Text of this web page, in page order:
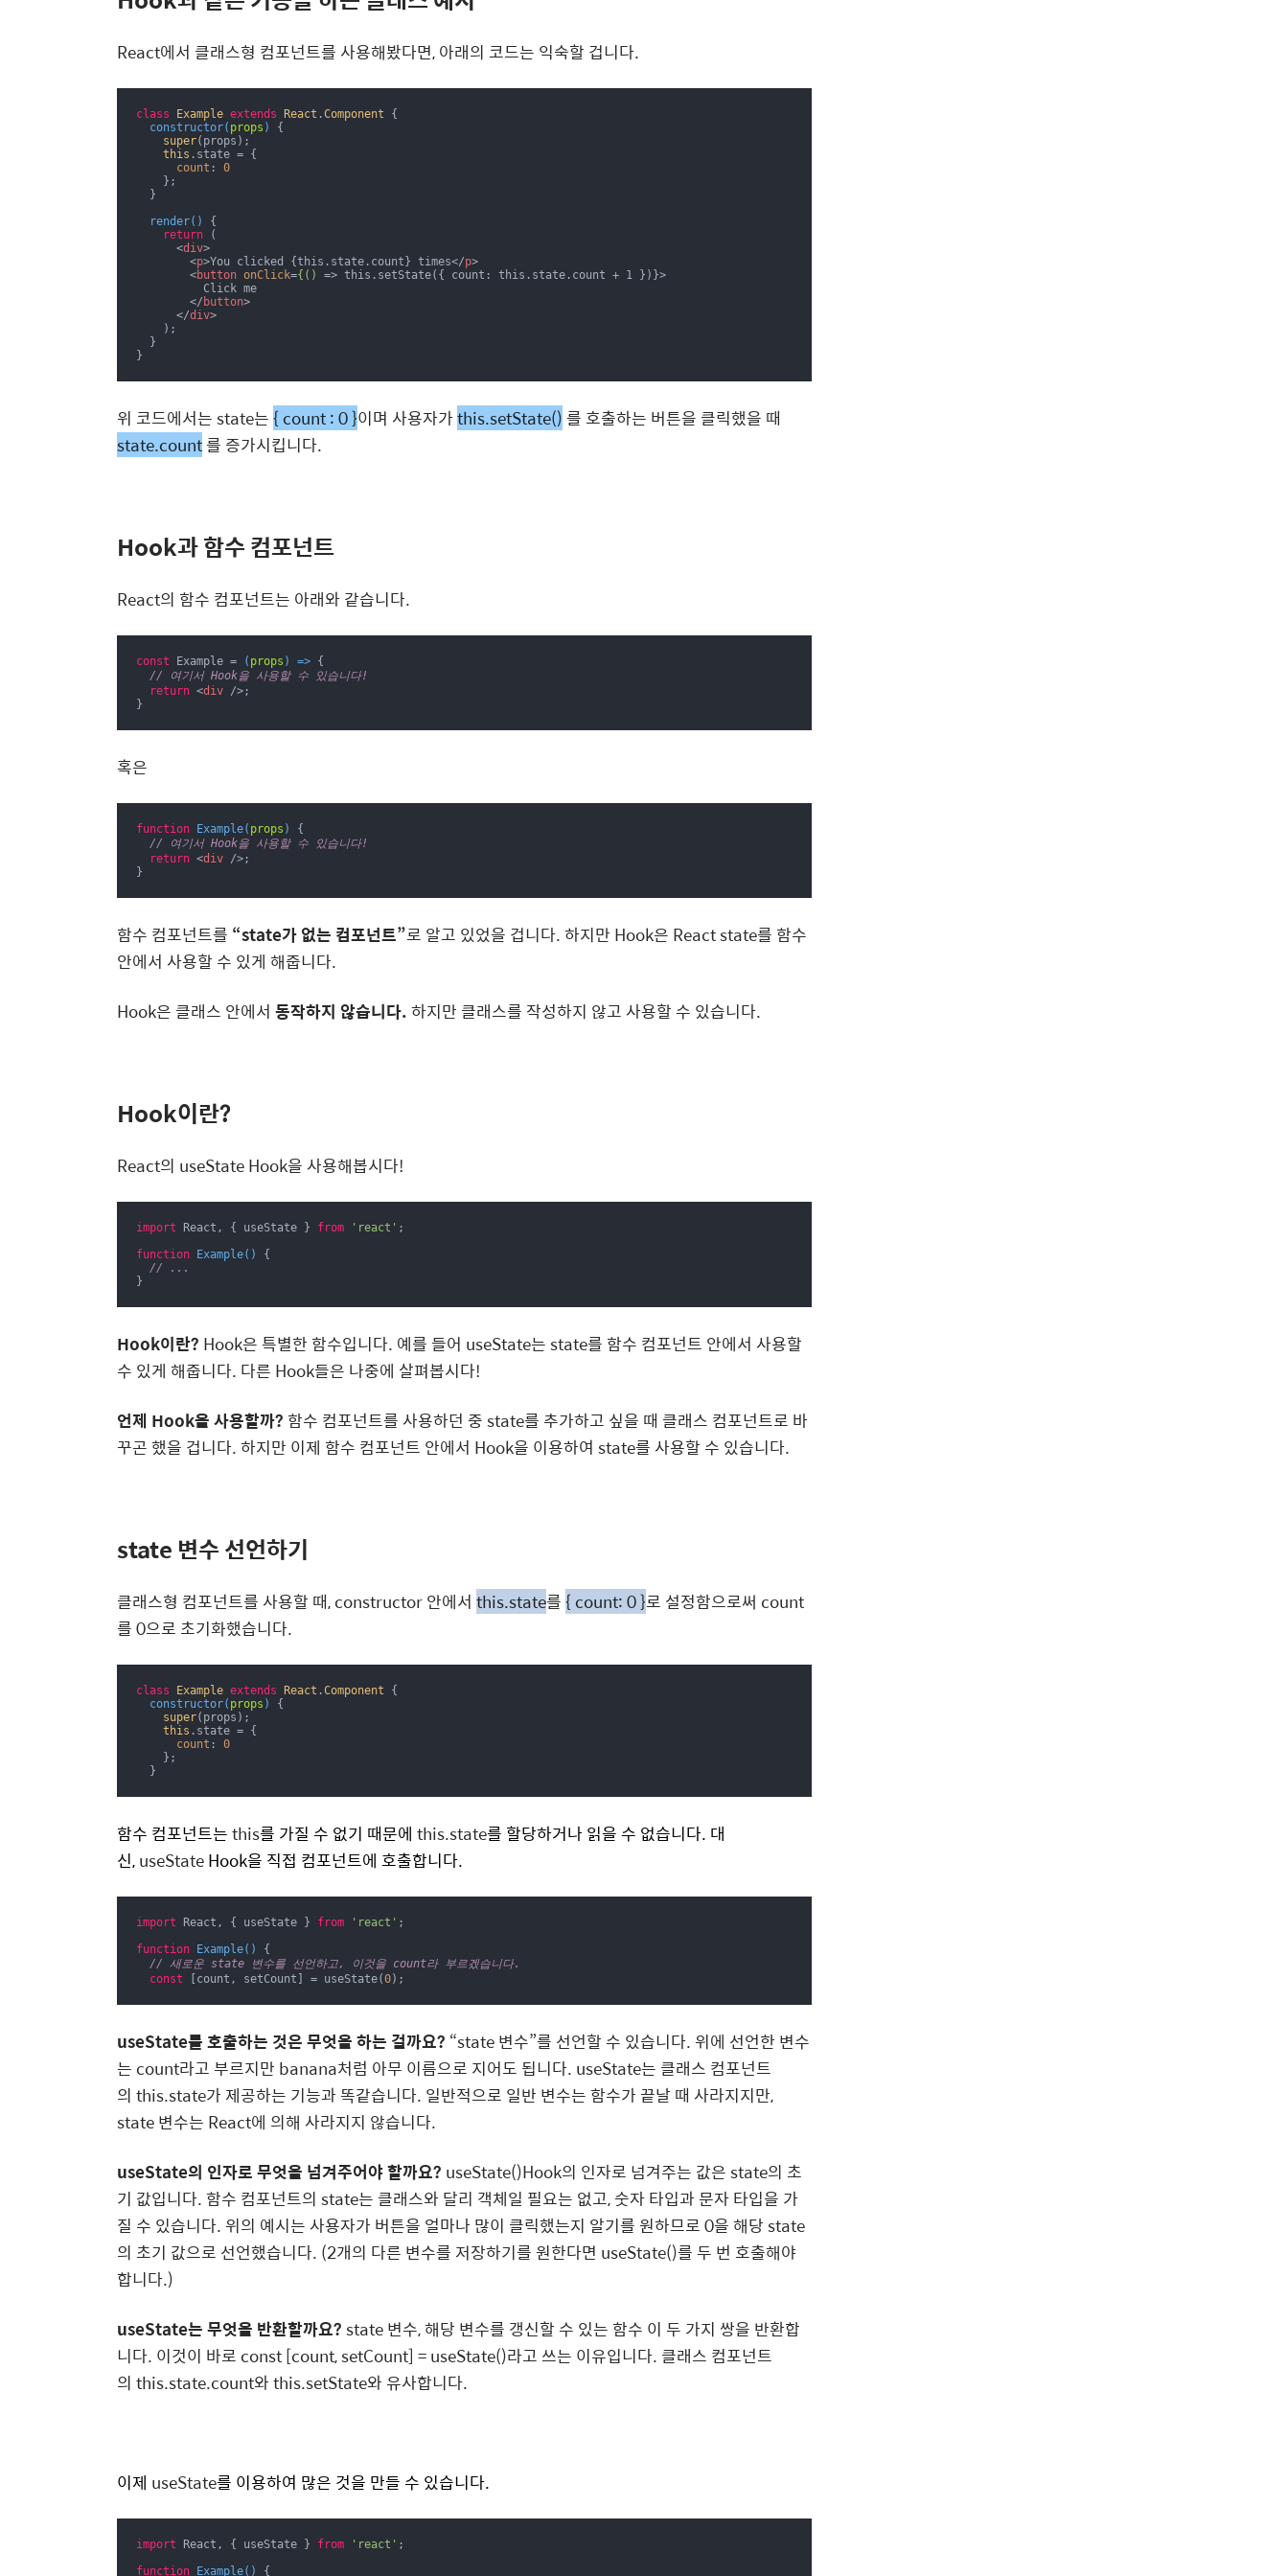
React에서 클래스형 컴포넌트를 사용해봤다면, 아래의 코드는 익숙할 겁니다.
class Example extends React .Component
{
constructor( props )
{
super(props);
this .state = {
count : 0
    };
  }
render( )
{
return (
<div>
<p>You clicked {this.state.count} times</p>
<button onClick={() => this.setState({ count: this.state.count + 1 })}>
          Click me
</ button>
</div>
    );
  }
}
위 코드에서는 state는{ count : 0 }이며 사용자가this.setState() 를 호출하는 버튼을 클릭했을 때
state.count를 증가시킵니다.
Hook과 함수 컴포넌트
React의 함수 컴포넌트는 아래와 같습니다.
const Example = ( props ) => {
// 여기서 Hook을 사용할 수 있습니다!
return <div />;
}
혹은
function Example( props ) {
// 여기서 Hook을 사용할 수 있습니다!
return <div />;
}
함수 컴포넌트를 “state가 없는 컴포넌트”로 알고 있었을 겁니다. 하지만 Hook은 React state를 함수
안에서 사용할 수 있게 해줍니다.
Hook은 클래스 안에서 동작하지 않습니다.하지만 클래스를 작성하지 않고 사용할 수 있습니다.
Hook이란?
React의 useState Hook을 사용해봅시다!
import React, { useState } from 'react' ;
function
Example( ) {
// ...
}
Hook이란? Hook은 특별한 함수입니다. 예를 들어 useState는 state를 함수 컴포넌트 안에서 사용할
수 있게 해줍니다. 다른 Hook들은 나중에 살펴봅시다!
언제 Hook을 사용할까? 함수 컴포넌트를 사용하던 중 state를 추가하고 싶을 때 클래스 컴포넌트로 바
꾸곤 했을 겁니다. 하지만 이제 함수 컴포넌트 안에서 Hook을 이용하여 state를 사용할 수 있습니다.
state 변수 선언하기
클래스형 컴포넌트를 사용할 때, constructor 안에서 this.state를{ count: 0 }로 설정함으로써 count
를0으로 초기화했습니다.
class Example extends React .Component
{
constructor( props )
{
super(props);
this .state = {
count : 0
    };
  }
함수 컴포넌트는this를 가질 수 없기 때문에 this.state를 할당하거나 읽을 수 없습니다. 대
신,useStateHook을 직접 컴포넌트에 호출합니다.
import React, { useState } from 'react' ;
function
Example( ) {
// 새로운 state 변수를 선언하고, 이것을 count라 부르겠습니다.
const [count, setCount] = useState(0);
useState를 호출하는 것은 무엇을 하는 걸까요? “state 변수”를 선언할 수 있습니다. 위에 선언한 변수
는count라고 부르지만 banana처럼 아무 이름으로 지어도 됩니다. useState는 클래스 컴포넌트
의 this.state가 제공하는 기능과 똑같습니다. 일반적으로 일반 변수는 함수가 끝날 때 사라지지만,
state 변수는 React에 의해 사라지지 않습니다.
useState의 인자로 무엇을 넘겨주어야 할까요? useState()Hook의 인자로 넘겨주는 값은 state의 초
기 값입니다. 함수 컴포넌트의 state는 클래스와 달리 객체일 필요는 없고, 숫자 타입과 문자 타입을 가
질 수 있습니다. 위의 예시는 사용자가 버튼을 얼마나 많이 클릭했는지 알기를 원하므로0을 해당 state
의 초기 값으로 선언했습니다. (2개의 다른 변수를 저장하기를 원한다면 useState()를 두 번 호출해야
합니다.)
useState는 무엇을 반환할까요?state 변수, 해당 변수를 갱신할 수 있는 함수 이 두 가지 쌍을 반환합
니다. 이것이 바로const [count, setCount] = useState()라고 쓰는 이유입니다. 클래스 컴포넌트
의 this.state.count와this.setState와 유사합니다.
이제 useState를 이용하여 많은 것을 만들 수 있습니다.
import React, { useState } from 'react' ;
function
Example( ) {